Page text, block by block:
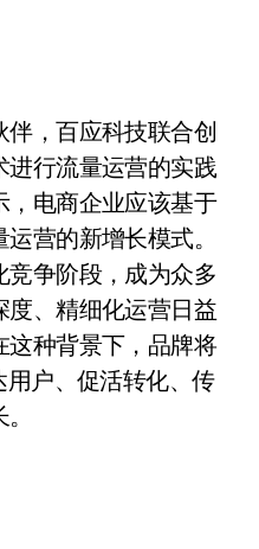
，百应科技联合创
进行流量运营的实践
，电商企业应该基于
营的新增长模式。
竞争阶段，成为众多
度、精细化运营日益
这种背景下，品牌将
户、促活转化、传